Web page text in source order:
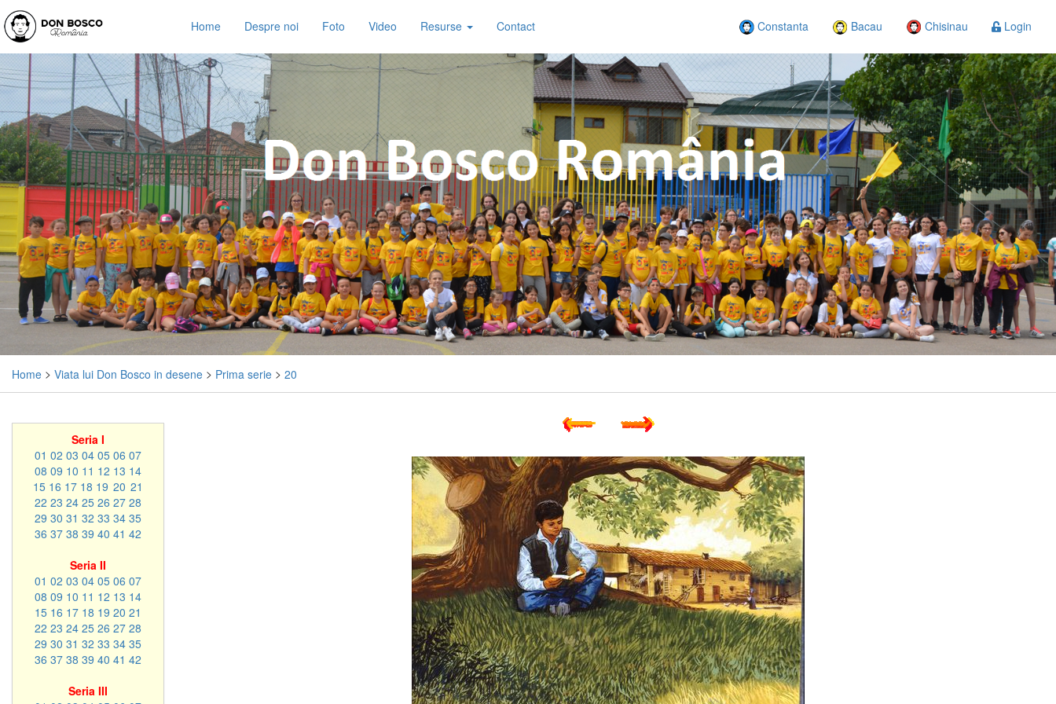
Home Despre noi Foto Video Resurse Contact Constanta Bacau Chisinau Login
Home > Viata lui Don Bosco in desene > Prima serie > 20
Seria I
01 02 03 04 05 06 07
08 09 10 11 12 13 14
15 16 17 18 19 20 21
22 23 24 25 26 27 28
29 30 31 32 33 34 35
36 37 38 39 40 41 42
Seria II
01 02 03 04 05 06 07
08 09 10 11 12 13 14
15 16 17 18 19 20 21
22 23 24 25 26 27 28
29 30 31 32 33 34 35
36 37 38 39 40 41 42
Seria III